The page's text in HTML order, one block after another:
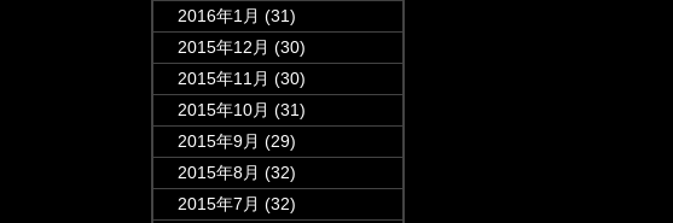
2016年1月 (31)
2015年12月 (30)
2015年11月 (30)
2015年10月 (31)
2015年9月 (29)
2015年8月 (32)
2015年7月 (32)